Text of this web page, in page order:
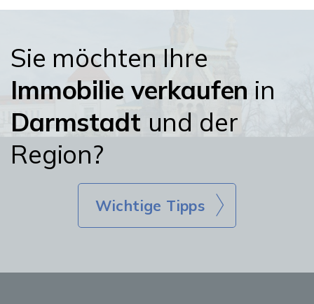
Sie möchten Ihre
Immobilie verkaufen in
Darmstadt und der
Region?
Wichtige Tipps